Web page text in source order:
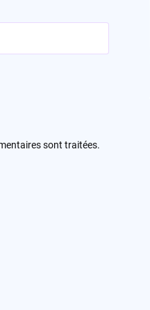
sont traitées.